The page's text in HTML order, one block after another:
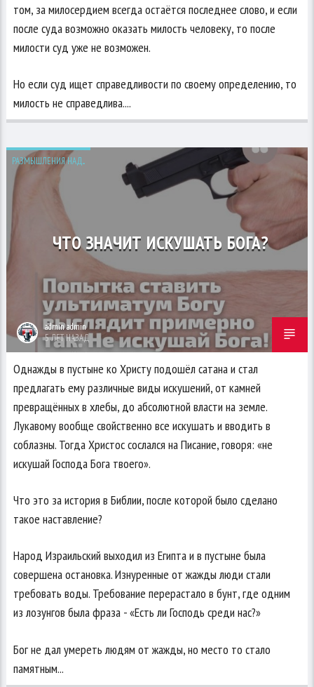
том, за милосердием всегда остаётся последнее слово, и если
после суда возможно оказать милость человеку, то после
милости суд уже не возможен.
Но если суд ищет справедливости по своему определению, то
милость не справедлива....
РАЗМЫШЛЕНИЯ НАД...
ЧТО ЗНАЧИТ ИСКУШАТЬ БОГА?
admin admin
5 ЛЕТ НАЗАД
Однажды в пустыне ко Христу подошёл сатана и стал
предлагать ему различные виды искушений, от камней
превращённых в хлебы, до абсолютной власти на земле.
Лукавому вообще свойственно все искушать и вводить в
соблазны. Тогда Христос сослался на Писание, говоря: «не
искушай Господа Бога твоего».
Что это за история в Библии, после которой было сделано
такое наставление?
Народ Израильский выходил из Египта и в пустыне была
совершена остановка. Изнуренные от жажды люди стали
требовать воды. Требование перерастало в бунт, где одним
из лозунгов была фраза - «Есть ли Господь среди нас?»
Бог не дал умереть людям от жажды, но место то стало
памятным...